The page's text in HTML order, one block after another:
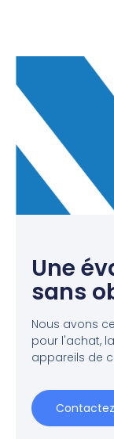
Une
sans
Nous avons
pour l'achat,
appareils de